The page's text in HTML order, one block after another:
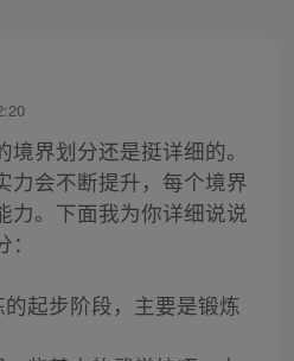
境界划分还是挺详细的。
力会不断提升，每个境界
力。下面我为你详细说说
起步阶段，主要是锻炼